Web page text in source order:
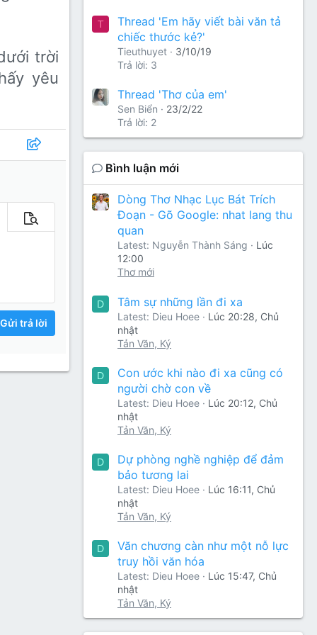
trời
yêu
tùy chọn…
Xem trước
Gửi trả lời
T
Thread 'Em hãy viết bài văn tả
chiếc thước kẻ?'
Tieuthuyet
3/10/19
Trả lời: 3
Thread 'Thơ của em'
Sen Biển
23/2/22
Trả lời: 2
Bình luận mới
Dòng Thơ Nhạc Lục Bát Trích
Đoạn - Gõ Google: nhat lang thu
quan
Latest: Nguyễn Thành Sáng
Lúc
12:00
Thơ mới
D Tâm sự những lần đi xa
Latest: Dieu Hoee
Lúc 20:28, Chủ
nhật
Tản Văn, Ký
D
Con ước khi nào đi xa cũng có
người chờ con về
Latest: Dieu Hoee
Lúc 20:12, Chủ
nhật
Tản Văn, Ký
D
Dự phòng nghề nghiệp để đảm
bảo tương lai
Latest: Dieu Hoee
Lúc 16:11, Chủ
nhật
Tản Văn, Ký
D
Văn chương càn như một nỗ lực
truy hồi văn hóa
Latest: Dieu Hoee
Lúc 15:47, Chủ
nhật
Tản Văn, Ký